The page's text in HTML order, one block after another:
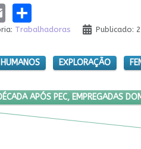
Email
Trabalhadoras Publicado:
EXPLORAÇÃO
UMA DÉCADA APÓS PEC,
APÓS PEC, EMPREGADAS